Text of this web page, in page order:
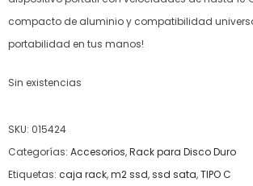
compacto de aluminio y compatibilidad
portabilidad en tus manos!
Sin existencias
SKU: 015424
Categorías: Accesorios,Rack para Disco Duro
Etiquetas: caja rack,m2 ssd,ssd sata,TIPO C